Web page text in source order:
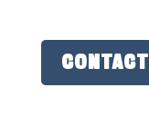
CONTACT